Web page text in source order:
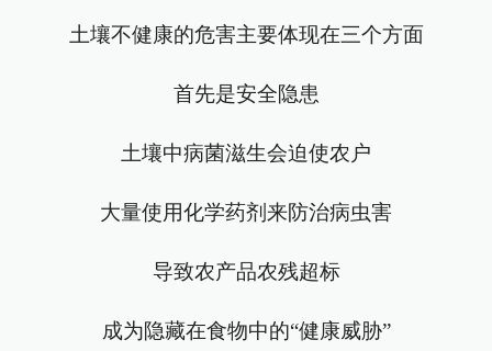
土壤不健康的危害主要体现在三个方面
首先是安全隐患
土壤中病菌滋生会迫使农户
大量使用化学药剂来防治病虫害
导致农产品农残超标
成为隐藏在食物中的“健康威胁”